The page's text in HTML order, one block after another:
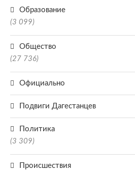
Образование
(3 099)
Общество
(27 736)
Официально
Подвиги Дагестанцев
Политика
(3 309)
Происшествия